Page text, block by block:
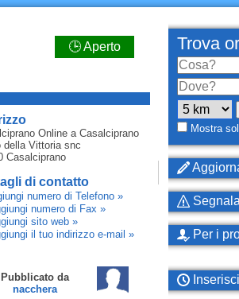
🕒 Aperto
Onlinea Casalciprano
della Vittoria snc
Casalciprano
di contatto
numero di Telefono »
numero di Fax »
sito web »
il tuo indirizzo e-mail »
Pubblicato da
nacchera
Trova
Mostra
Per i